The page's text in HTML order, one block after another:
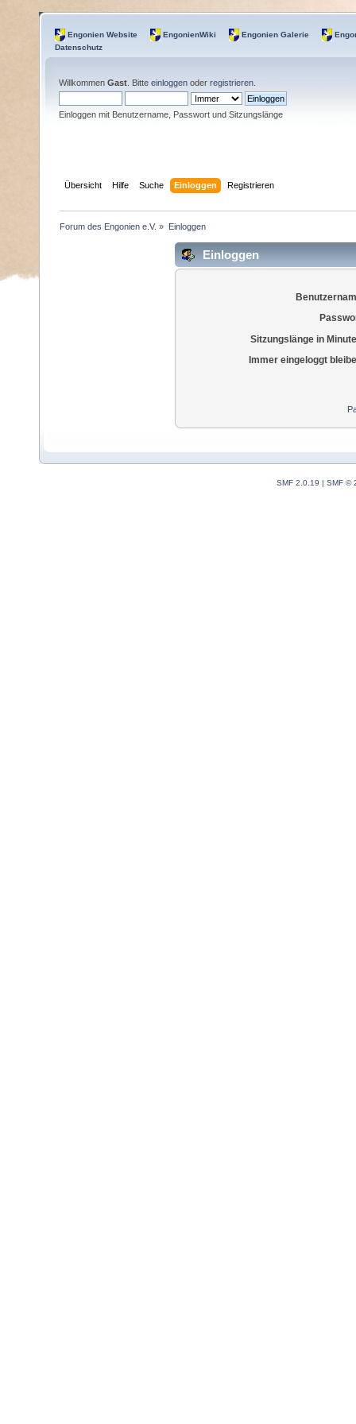
Engonien Website EngonienWiki Engonien Galerie
Datenschutz
Willkommen Gast . Bitte einloggen oder registrieren
Einloggen mit Benutzername, Passwort und Sitzungslänge
Übersicht Hilfe Suche Einloggen Registrieren
Forum des Engonien e.V. » Einloggen
Einloggen
Sitzungslänge in
Immer eingeloggt
SMF 2.0.19
SMF ©